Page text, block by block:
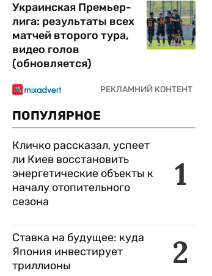
Украинская Премьер-
лига: результаты всех
матчей второго тура,
видео голов
(обновляется)
ПОПУЛЯРНОЕ
1
Кличко рассказал, успеет
ли Киев восстановить
энергетические объекты к
началу отопительного
сезона
2
Ставка на будущее: куда
Япония инвестирует
триллионы